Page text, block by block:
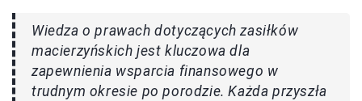
Wiedza o prawach dotyczących zasiłków
macierzyńskich jest kluczowa dla
zapewnienia wsparcia finansowego w
trudnym okresie po porodzie. Każda przyszła